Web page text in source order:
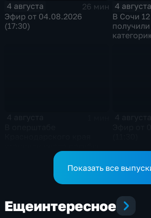
4 августа
26 мин
Эфир от 04.08.2026
(17:30)
4 августа
В Сочи
детей при атаке БПЛА в
Архипо-ОсиповкеПоказать все
Ещеинтересное